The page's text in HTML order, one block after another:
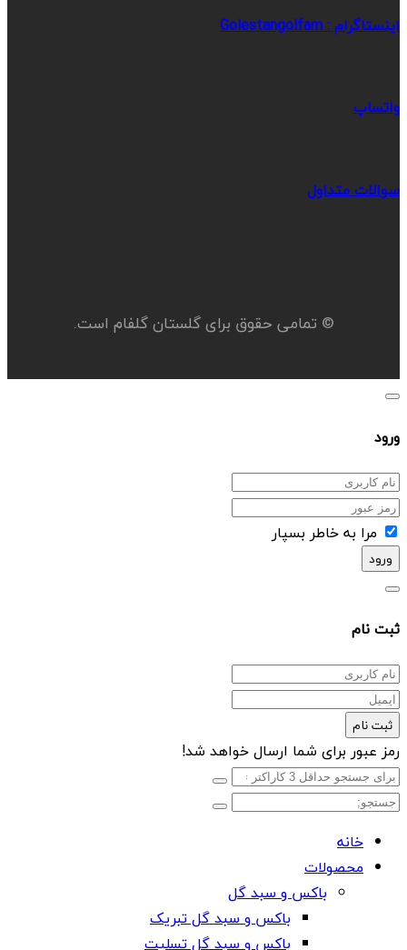
اینستاگرام : Golestangolfam
واتساپ
سوالات متداول
© تمامی حقوق برای گلستان گلفام است.
ورود
مرا به خاطر بسپار
ورود
ثبت نام
ثبت نام
رمز عبور برای شما ارسال خواهد شد!
خانه
محصولات
باکس و سبد گل
باکس و سبد گل تبریک
باکس و سبد گل تسلیت